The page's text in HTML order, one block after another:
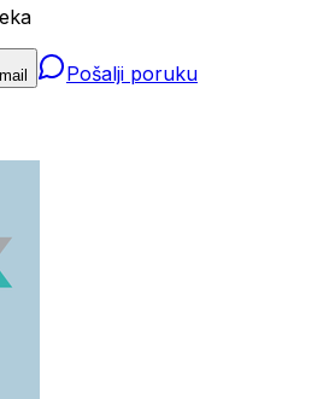
Pošalji poruku